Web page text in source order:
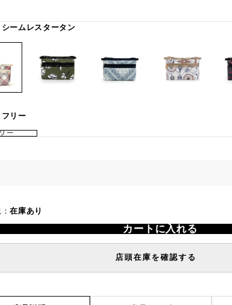
シームレスタータン
フリー
ー
：在庫あり
カートに入れる
店頭在庫を確認する